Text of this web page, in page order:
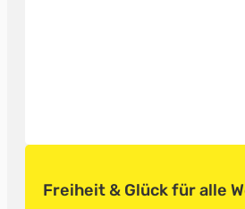
Freiheit & Glück für alle